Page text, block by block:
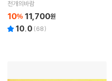
천개의바람
10% 11,700원
10.0 (68)